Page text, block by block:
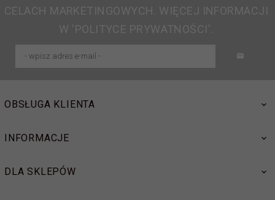
CELACH MARKETINGOWYCH. WIĘCEJ INFORMACJI
W 'POLITYCE PRYWATNOŚCI'.
OBSŁUGA KLIENTA
INFORMACJE
DLA SKLEPÓW